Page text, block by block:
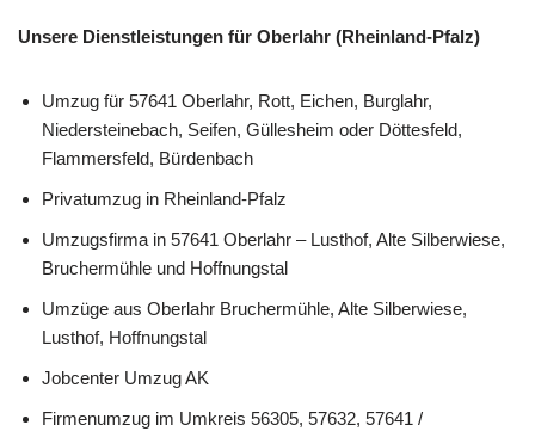
Unsere Dienstleistungen für Oberlahr (Rheinland-Pfalz)
Umzug für 57641 Oberlahr, Rott, Eichen, Burglahr,
Niedersteinebach, Seifen, Güllesheim oder Döttesfeld,
Flammersfeld, Bürdenbach
Privatumzug in Rheinland-Pfalz
Umzugsfirma in 57641 Oberlahr – Lusthof, Alte Silberwiese,
Bruchermühle und Hoffnungstal
Umzüge aus Oberlahr Bruchermühle, Alte Silberwiese,
Lusthof, Hoffnungstal
Jobcenter Umzug AK
Firmenumzug im Umkreis 56305, 57632, 57641 /